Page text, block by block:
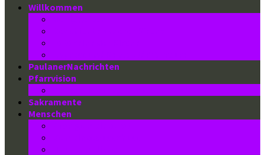
Willkommen
PaulanerNachrichten
Pfarrvision
Sakramente
Menschen